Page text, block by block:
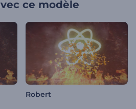
ce modèle
Robert